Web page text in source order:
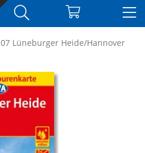
07 Lüneburger Heide/Hannover